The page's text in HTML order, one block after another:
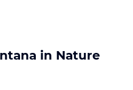
in Nature